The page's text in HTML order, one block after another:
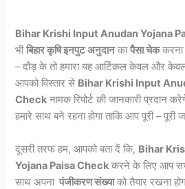
Bihar Krishi Input Anudan Yojana
भीबिहार कृषि इनपुट अनुदानकापैसा चेककरना
– दौड़ के तो हमारा यह आर्टिकल केवल और
आपको विस्तार से Bihar Krishi Input
Check नामक रिपोर्ट की जानकारी प्रदान
हमारे साथ बने रहना होगा ताकि आप पूरी – पूरी
दूसरी तरफ हम, आपको बता दें कि, Bihar
Yojana Paisa Check करने के लिए आप
साथ अपना पंजीकरण संख्याको तैयार रखना